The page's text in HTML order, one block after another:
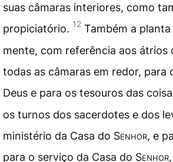
suas câmaras interiores, como
propiciatório. 12 Também a
mente, com referência aos átrios
todas as câmaras em redor, para
Deus e para os tesouros das
os turnos dos sacerdotes e dos
ministério da Casa do Senhor, e
para o serviço da Casa do Senhor,